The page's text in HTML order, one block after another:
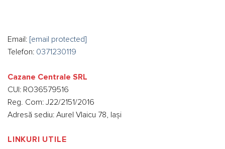
Email: [email protected]
Telefon: 0371230119
Cazane Centrale SRL
CUI: RO36579516
Reg. Com: J22/2151/2016
Adresă sediu: Aurel Vlaicu 78, Iași
LINKURI UTILE